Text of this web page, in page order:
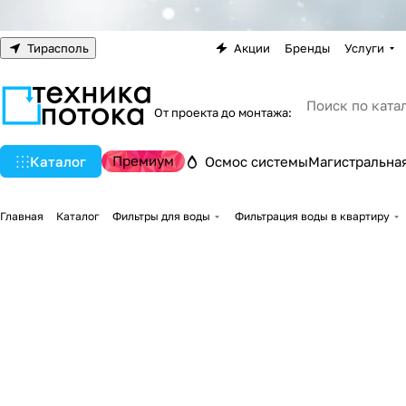
Тирасполь Акции Бренды Услуги
От проекта до монтажа:
Каталог Премиум Осмос системы
Главная Каталог Фильтры для воды Фильтрация воды в квартиру